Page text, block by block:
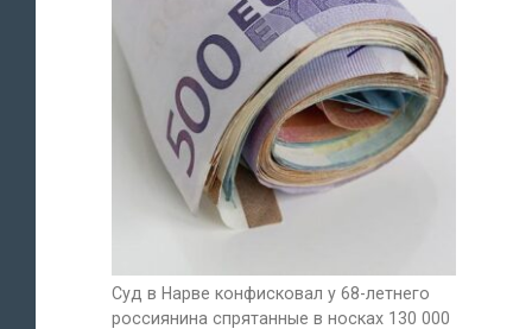
Суд в Нарве конфисковал у 68-летнего
россиянина спрятанные в носках 130 000